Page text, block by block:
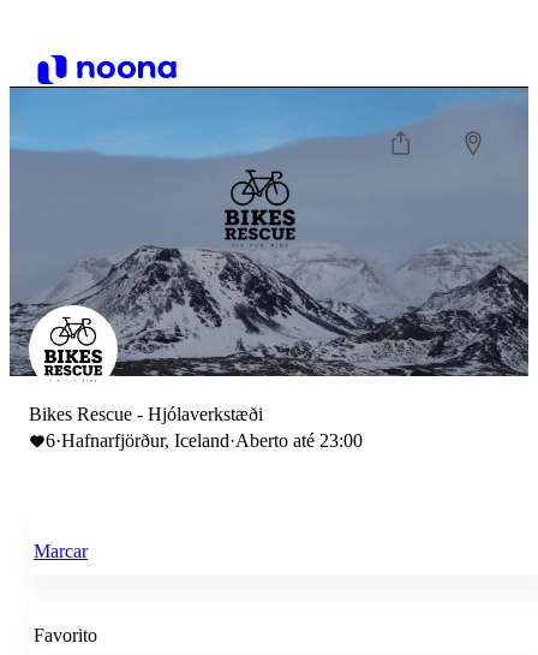
Bikes Rescue - Hjólaverkstæði
6·Hafnarfjörður, Iceland·Aberto até 23:00
Marcar
Favorito